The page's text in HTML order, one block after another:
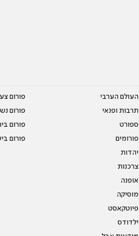
העולם הערבי
תרבות ופנאי
ספורט
פורומים
יהדות
צרכנות
אופנה
מוסיקה
פיוטקאסט
ילדודס
פורום
פורום
פורום
פורום